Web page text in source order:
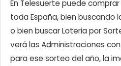
En Telesuerte puede
toda España, bien buscando
o bien buscar Loteria por
verá las Administraciones
para ese sorteo del año, la